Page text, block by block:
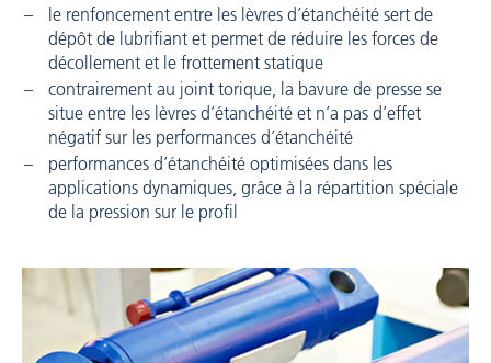
le renfoncement entre les lèvres d’étanchéité sert de
dépôt de lubrifiant et permet de réduire les forces de
décollement et le frottement statique
contrairement au joint torique, la bavure de presse se
situe entre les lèvres d’étanchéité et n’a pas d’effet
négatif sur les performances d’étanchéité
performances d’étanchéité optimisées dans les
applications dynamiques, grâce à la répartition spéciale
de la pression sur le profil